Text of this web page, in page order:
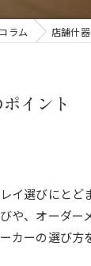
コラム 店舗什
イント
選びにと
や、オーダ
カーの選び